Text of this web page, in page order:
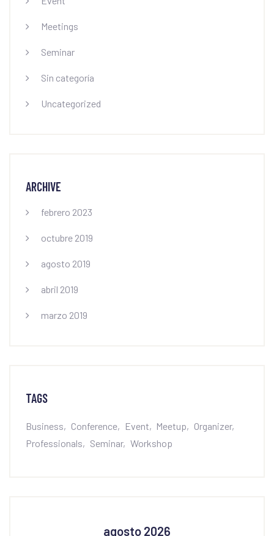
Meetings
Seminar
Sin categoría
Uncategorized
ARCHIVE
febrero 2023
octubre 2019
agosto 2019
abril 2019
marzo 2019
TAGS
Business Conference Event Meetup
Organizer
Professionals
Seminar Workshop
agosto 2026